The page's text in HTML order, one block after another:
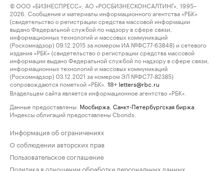
© ООО «БИЗНЕСПРЕСС», АО «РОСБИЗНЕСКОНСАЛТИНГ», 1995–
2026. Сообщения и материалы информационного агентства «РБК»
(свидетельство о регистрации средства массовой информации
выдано Федеральной службой по надзору в сфере связи,
информационных технологий и массовых коммуникаций
(Роскомнадзор) 09.12.2015 за номером ИА №ФС77-63848) и сетевого
издания «РБК» (свидетельство о регистрации средства массовой
информации выдано Федеральной службой по надзору в сфере связи,
информационных технологий и массовых коммуникаций
(Роскомнадзор) 03.12.2021 за номером ЭЛ №ФС77-82385)
сопровождаются пометкой «РБК».
18+ letters@rbc.ru
Владельцем сайта является информационное агентство «РБК».
Данные предоставлены: Мосбиржа Санкт-Петербургская биржа
Индексы облигаций предоставлены Cbonds.
Информация об ограничениях
О соблюдении авторских прав
Пользовательское соглашение
Политика в отношении обработки персональных данных